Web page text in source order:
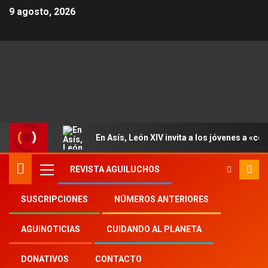
9 agosto, 2026
En Asís, León XIV invita a los jóvenes a
REVISTA AGUILUCHOS
SUSCRIPCIONES NÚMEROS ANTERIORES
AGUINOTICIAS CUIDANDO AL PLANETA
DONATIVOS CONTACTO
Inicio
Aguinoticias
Sínodo sobre la Sinodalidad